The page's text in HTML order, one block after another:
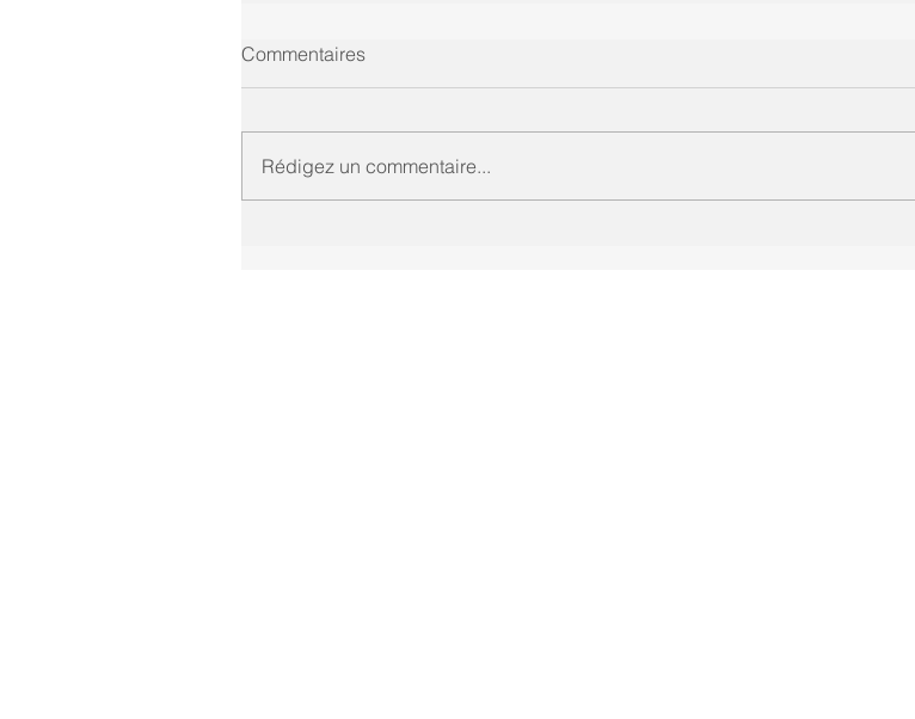
Commentaires
Rédigez un commentaire...